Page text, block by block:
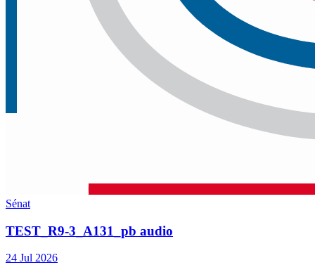
Sénat
TEST_R9-3_A131_pb audio
24 Jul 2026